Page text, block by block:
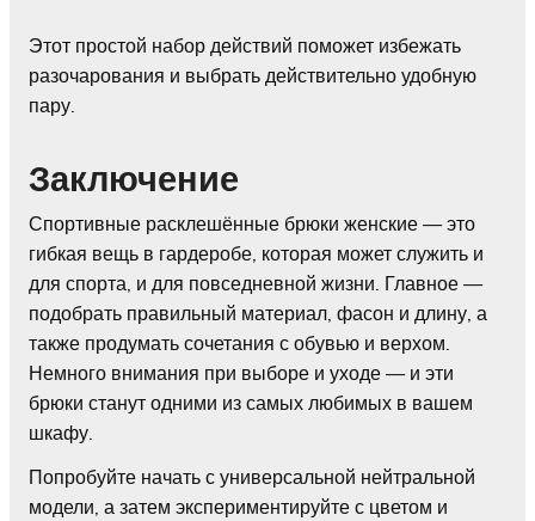
Этот простой набор действий поможет избежать
разочарования и выбрать действительно удобную
пару.
Заключение
Спортивные расклешённые брюки женские — это
гибкая вещь в гардеробе, которая может служить и
для спорта, и для повседневной жизни. Главное —
подобрать правильный материал, фасон и длину, а
также продумать сочетания с обувью и верхом.
Немного внимания при выборе и уходе — и эти
брюки станут одними из самых любимых в вашем
шкафу.
Попробуйте начать с универсальной нейтральной
модели, а затем экспериментируйте с цветом и